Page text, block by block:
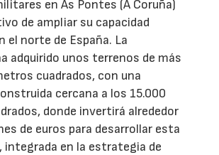
en As Pontes (A Coruña)
de ampliar su capacidad
el norte de España. La
adquirido unos terrenos de más
cuadrados, con una
cercana a los 15.000
donde invertirá alrededor
de euros para desarrollar esta
integrada en la estrategia de